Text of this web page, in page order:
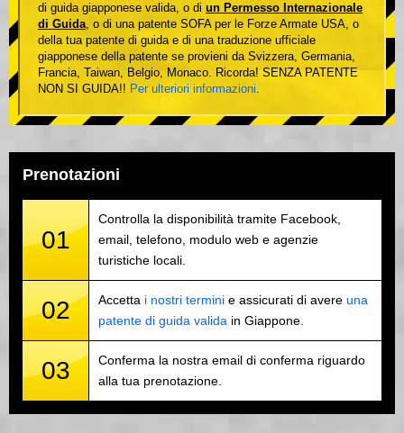
di guida giapponese valida, o di un Permesso Internazionale
di Guida, o di una patente SOFA per le Forze Armate USA, o
della tua patente di guida e di una traduzione ufficiale
giapponese della patente se provieni da Svizzera, Germania,
Francia, Taiwan, Belgio, Monaco. Ricorda! SENZA PATENTE
NON SI GUIDA!! Per ulteriori informazioni.
Prenotazioni
01
Controlla la disponibilità tramite Facebook,
email, telefono, modulo web e agenzie
turistiche locali.
02 Accetta i nostri termini e assicurati di avere una
patente di guida valida in Giappone.
03
Conferma la nostra email di conferma riguardo
alla tua prenotazione.